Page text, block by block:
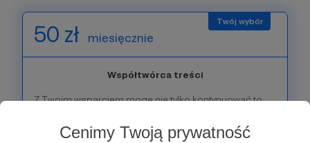
Cenimy Twoją prywatność
50 zł miesięcznie
Współtwórca treści
Z Twoim wsparciem mogę nie tylko kontynuować to,
trudniejszych rozmówców i bardziej wymagające
formaty. Jesteś dla mnie kimś więcej niż Patronem –